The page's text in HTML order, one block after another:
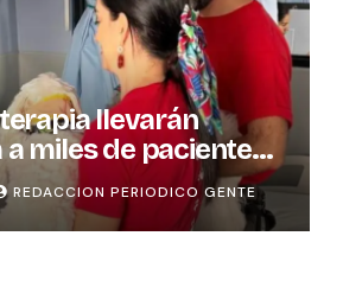
llevarán
miles de pacientes
del país
REDACCION PERIODICO GENTE